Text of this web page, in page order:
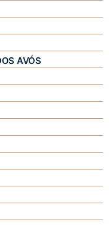
AVÓS